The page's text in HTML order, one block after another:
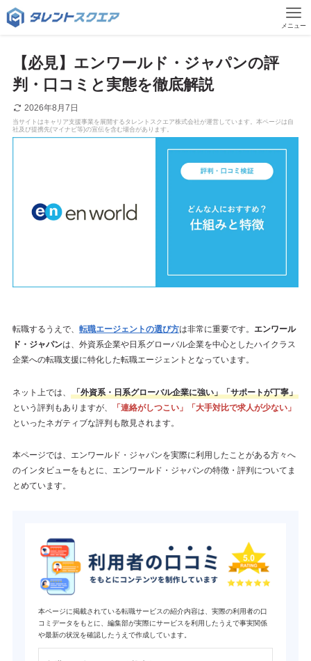
メニュー
【必見】エンワールド・ジャパンの評
判・口コミと実態を徹底解説
2026年8月7日
転職するうえで、 転職エージェントの選び方は非常に重要です。 エンワール
ド・ジャパンは、外資系企業や日系グローバル企業を中心としたハイクラス
企業への転職支援に特化した転職エージェントとなっています。
ネット上では、
「外資系・日系グローバル企業に強い」「サポートが丁寧」
という評判もありますが、
「連絡がしつこい」「大手対比で求人が少ない」
といったネガティブな評判も散見されます。
本ページでは、エンワールド・ジャパンを実際に利用したことがある方々へ
のインタビューをもとに、エンワールド・ジャパンの特徴・評判についてま
とめています。
本ページに掲載されている転職サービスの紹介内容は、実際の利用者の口
コミデータをもとに、編集部が実際にサービスを利用したうえで事実関係
や最新の状況を確認したうえで作成しています。